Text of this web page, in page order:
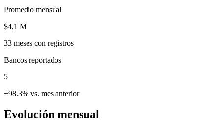
Promedio mensual
$4,1 M
33 meses con registros
Bancos reportados
5
+98.3% vs. mes anterior
Evolución mensual